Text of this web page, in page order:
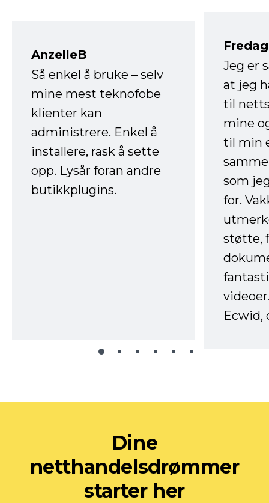
AnzelleB
Så enkel å bruke – selv
mine mest teknofobe
klienter kan
administrere. Enkel å
installere, rask å sette
opp. Lysår foran andre
butikkplugins.
Jeg er
at jeg
til
mine
til min
som
for.
støtte,
Ecwid,
Dine
netthandelsdrømmer
starter her